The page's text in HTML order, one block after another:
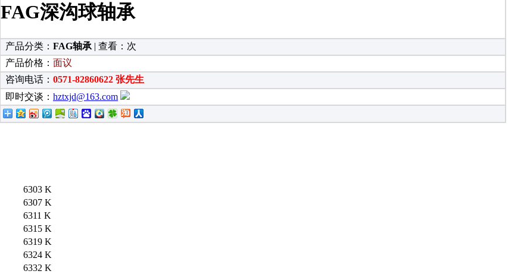
FAG深沟球轴承
产品分类： FAG轴承 | 查看： 次
产品价格： 面议
咨询电话： 0571-82860622 张先生
即时交谈： hztxjd@163.com
6303 K
6307 K
6311 K
6315 K
6319 K
6324 K
6332 K